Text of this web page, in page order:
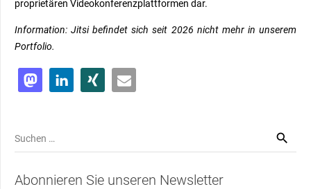
proprietären Videokonferenzplattformen dar.
Information: Jitsi befindet sich seit 2026 nicht mehr in unserem
Portfolio.
Suchen
nach:
Abonnieren Sie unseren Newsletter